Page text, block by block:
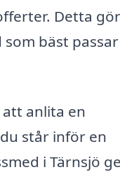
Detta
bäst
anlita en
står inför en
i Tärnsjö